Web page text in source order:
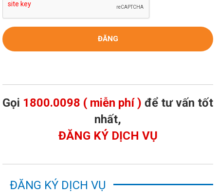
Gọi 1800.0098 ( miễn phí ) để tư vấn tốt
nhất,
ĐĂNG KÝ DỊCH VỤ
ĐĂNG KÝ DỊCH VỤ